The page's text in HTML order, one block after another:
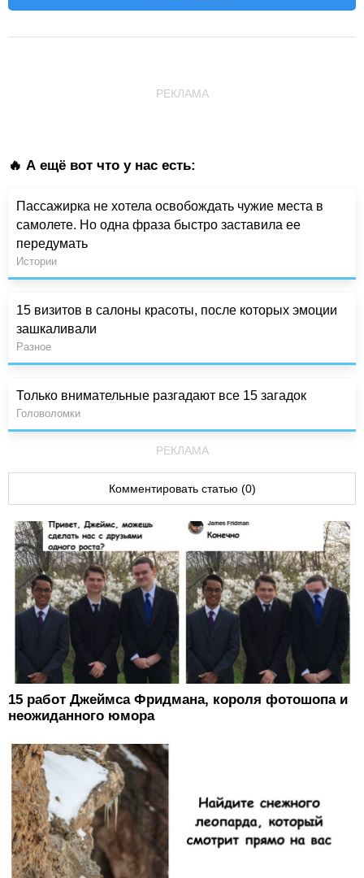
РЕКЛАМА
🔥 А ещё вот что у нас есть:
Пассажирка не хотела освобождать чужие места в
самолете. Но одна фраза быстро заставила ее
передумать
Истории
15 визитов в салоны красоты, после которых эмоции
зашкаливали
Разное
Только внимательные разгадают все 15 загадок
Головоломки
РЕКЛАМА
Комментировать статью (0)
15 работ Джеймса Фридмана, короля фотошопа и
неожиданного юмора